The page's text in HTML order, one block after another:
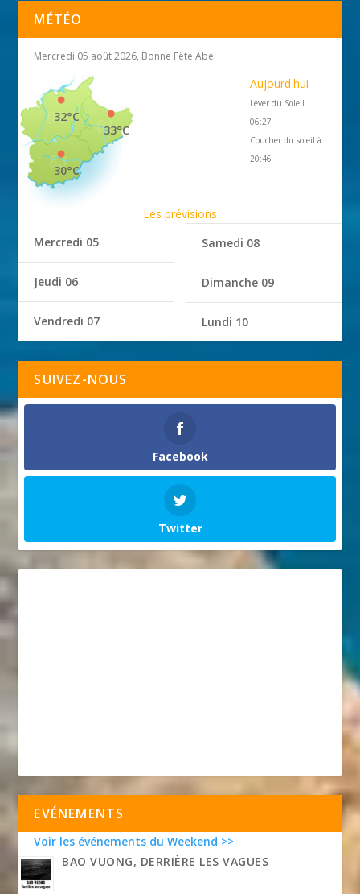
MÉTÉO
Mercredi 05 août 2026, Bonne Fête Abel
33°C
32°C
30°C
Aujourd'hui
Lever du Soleil
06:27
Coucher du soleil à
20:46
Les prévisions
Mercredi 05
Jeudi 06
Vendredi 07
Samedi 08
Dimanche 09
Lundi 10
SUIVEZ-NOUS
Facebook
Twitter
EVÉNEMENTS
Voir les événements du Weekend >>
BAO VUONG, DERRIÈRE LES VAGUES